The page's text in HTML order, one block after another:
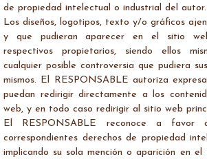
de propiedad intelectual o industrial del autor.
Los diseños, logotipos, texto y/o gráficos
y que pudieran aparecer en el sitio
respectivos propietarios, siendo ellos
cualquier posible controversia que pudiera
mismos. El RESPONSABLE autoriza
puedan redirigir directamente a los
web, y en todo caso redirigir al sitio web
El RESPONSABLE reconoce a favor
correspondientes derechos de propiedad
implicando su sola mención o aparición en